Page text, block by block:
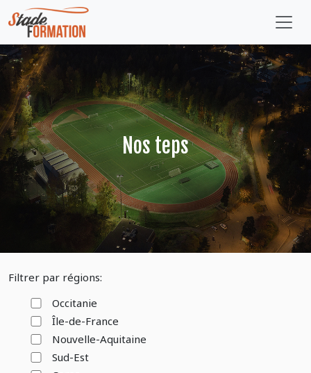
Nos teps
Filtrer par régions:
Occitanie
Île-de-France
Nouvelle-Aquitaine
Sud-Est